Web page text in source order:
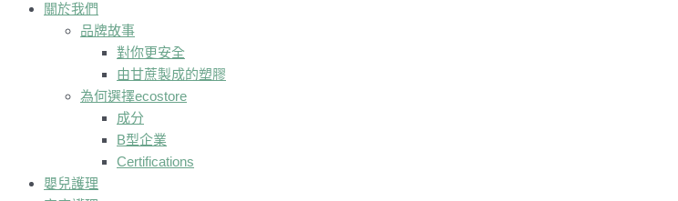
關於我們
品牌故事
對你更安全
由甘蔗製成的塑膠
為何選擇ecostore
成分
B型企業
Certifications
嬰兒護理